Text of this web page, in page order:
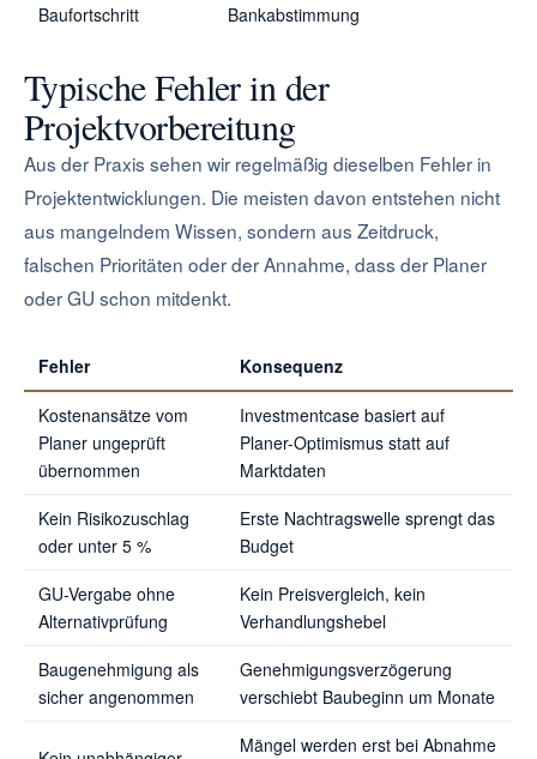
Baufortschritt
Bankabstimmung
Typische Fehler in der
Projektvorbereitung
Aus der Praxis sehen wir regelmäßig dieselben Fehler in
Projektentwicklungen. Die meisten davon entstehen nicht
aus mangelndem Wissen, sondern aus Zeitdruck,
falschen Prioritäten oder der Annahme, dass der Planer
oder GU schon mitdenkt.
Fehler Konsequenz
Kostenansätze vom
Planer ungeprüft
übernommen
Investmentcase basiert auf
Planer-Optimismus statt auf
Marktdaten
Kein Risikozuschlag
oder unter 5 %
Erste Nachtragswelle sprengt das
Budget
GU-Vergabe ohne
Alternativprüfung
Kein Preisvergleich, kein
Verhandlungshebel
Baugenehmigung als
sicher angenommen
Genehmigungsverzögerung
verschiebt Baubeginn um Monate
Mängel werden erst bei Abnahme